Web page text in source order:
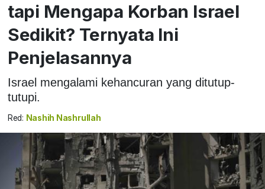
tapi Mengapa Korban Israel
Sedikit? Ternyata Ini
Penjelasannya
Israel mengalami kehancuran yang ditutup-
tutupi.
Red: Nashih Nashrullah